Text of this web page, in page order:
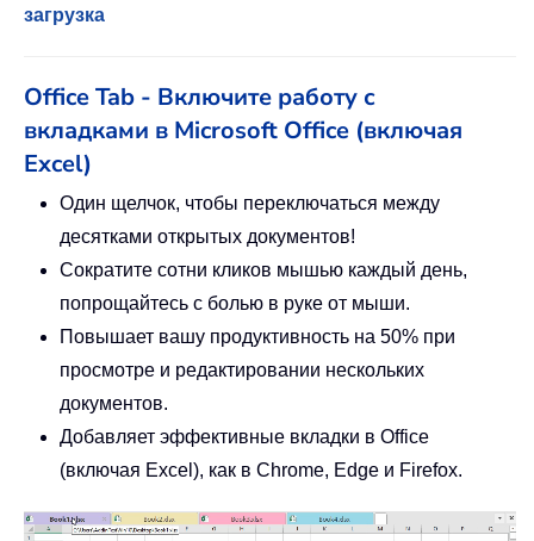
загрузка
Office Tab - Включите работу с
вкладками в Microsoft Office (включая
Excel)
Один щелчок, чтобы переключаться между
десятками открытых документов!
Сократите сотни кликов мышью каждый день,
попрощайтесь с болью в руке от мыши.
Повышает вашу продуктивность на 50% при
просмотре и редактировании нескольких
документов.
Добавляет эффективные вкладки в Office
(включая Excel), как в Chrome, Edge и Firefox.